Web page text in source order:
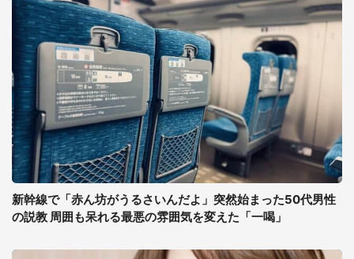
新幹線で「赤ん坊がうるさいんだよ」突然始まった50代男性
の説教 周囲も呆れる最悪の雰囲気を変えた「一喝」